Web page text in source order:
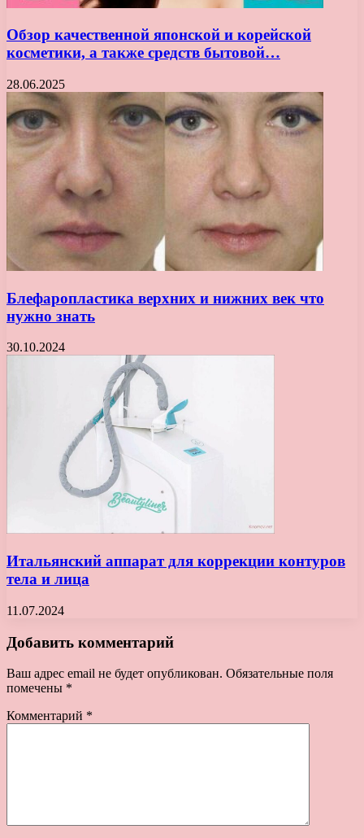
Обзор качественной японской и корейской
косметики, а также средств бытовой…
28.06.2025
Блефаропластика верхних и нижних век что
нужно знать
30.10.2024
Итальянский аппарат для коррекции контуров
тела и лица
11.07.2024
Добавить комментарий
Ваш адрес email не будет опубликован. Обязательные поля
помечены *
Комментарий *